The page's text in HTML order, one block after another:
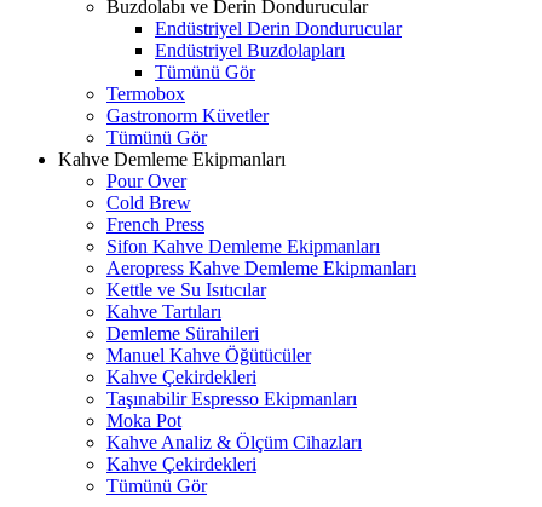
Buzdolabı ve Derin Dondurucular
Endüstriyel Derin Dondurucular
Endüstriyel Buzdolapları
Tümünü Gör
Termobox
Gastronorm Küvetler
Tümünü Gör
Kahve Demleme Ekipmanları
Pour Over
Cold Brew
French Press
Sifon Kahve Demleme Ekipmanları
Aeropress Kahve Demleme Ekipmanları
Kettle ve Su Isıtıcılar
Kahve Tartıları
Demleme Sürahileri
Manuel Kahve Öğütücüler
Kahve Çekirdekleri
Taşınabilir Espresso Ekipmanları
Moka Pot
Kahve Analiz & Ölçüm Cihazları
Kahve Çekirdekleri
Tümünü Gör